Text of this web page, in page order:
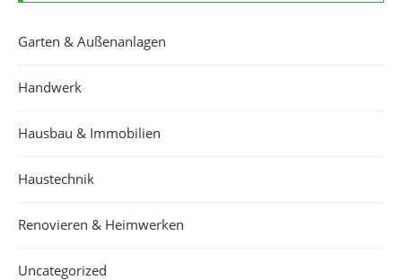
Garten & Außenanlagen
Handwerk
Hausbau & Immobilien
Haustechnik
Renovieren & Heimwerken
Uncategorized